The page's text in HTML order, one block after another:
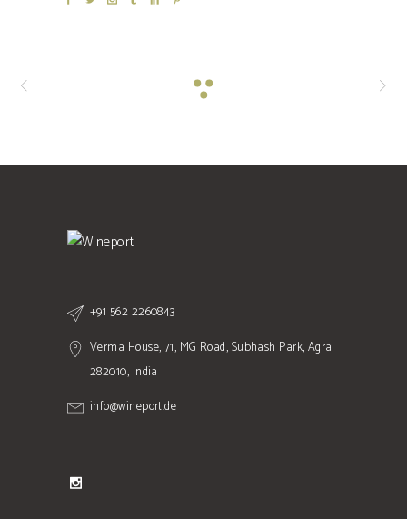
+91 562 2260843
Verma House, 71, MG Road, Subhash Park, Agra
282010, India
info@wineport.de